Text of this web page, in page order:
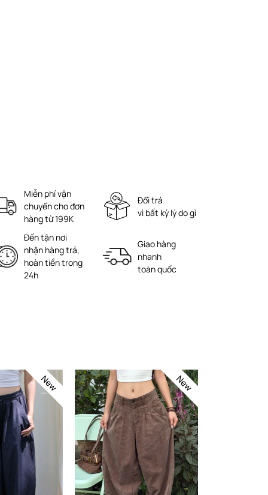
Miễn phí vận
chuyển cho đơn
hàng từ 199K
Đổi trả
vì bất kỳ lý do gì
Đến tận nơi
nhận hàng trả,
hoàn tiền trong
24h
Giao hàng
nhanh
toàn quốc
New New